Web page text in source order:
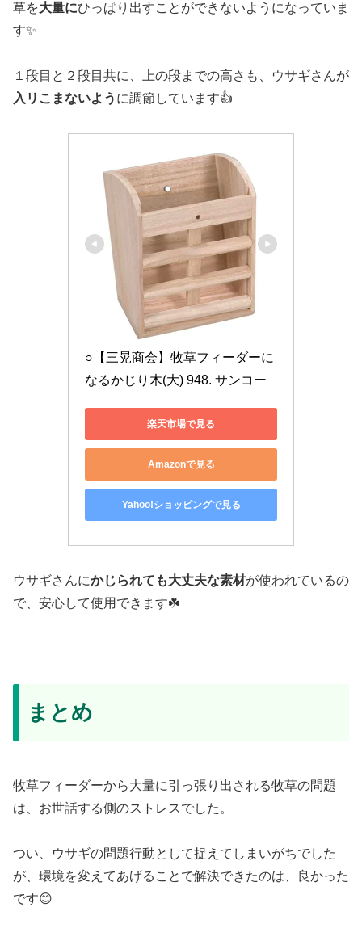
草を大量にひっぱり出すことができないようになっていま
す✨️
１段目と２段目共に、上の段までの高さも、ウサギさんが
入リこまないよう に調節しています👍️
○【三晃商会】牧草フィーダーに
なるかじり木(大) 948. サンコー
楽天市場で見る
Amazonで見る
Yahoo!ショッピングで見る
ウサギさんにかじられても大丈夫な素材が使われているの
で、安心して使用できます☘️
まとめ
牧草フィーダーから大量に引っ張り出される牧草の問題
は、お世話する側のストレスでした。
つい、ウサギの問題行動として捉えてしまいがちでした
が、環境を変えてあげることで解決できたのは、良かった
です😊